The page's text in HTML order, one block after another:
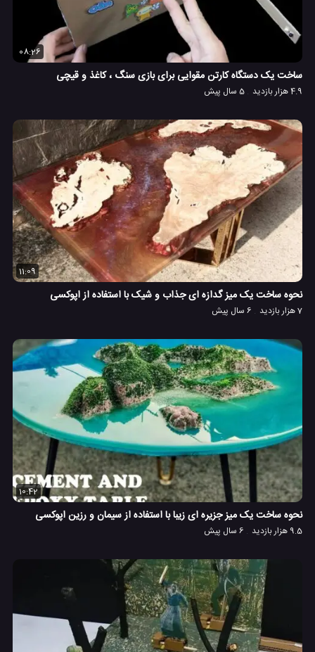
08:26
ساخت یک دستگاه کارتن مقوایی برای بازی سنگ ، کاغذ و قیچی
4.9 هزار بازدید 5 سال پیش
11:09
نحوه ساخت یک میز گدازه ای جذاب و شیک با استفاده از اپوکسی
7 هزار بازدید 6 سال پیش
10:42
نحوه ساخت یک میز جزیره ای زیبا با استفاده از سیمان و رزین اپوکسی
9.5 هزار بازدید 6 سال پیش